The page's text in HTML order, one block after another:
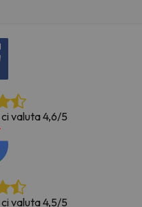
valuta 4,6/5
valuta 4,5/5